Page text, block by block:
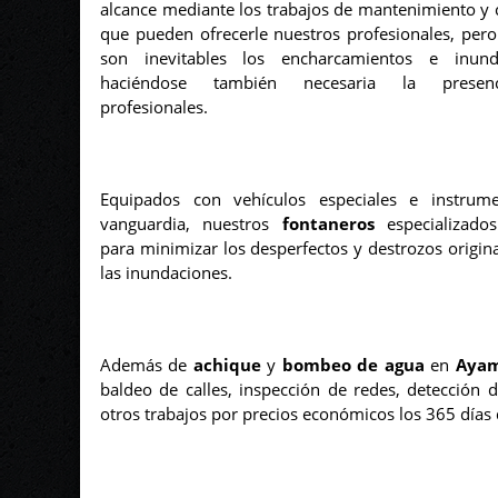
alcance mediante los trabajos de mantenimiento y
que pueden ofrecerle nuestros profesionales,
son inevitables los encharcamientos e
haciéndose también necesaria la
profesionales.
Equipados con vehículos especiales e
vanguardia, nuestros fontanerosespecializados
para minimizar los desperfectos y destrozos
las inundaciones.
Además de achiquey bombeo de aguaen
baldeo de calles, inspección de redes, detección
otros trabajos por precios económicos los 365